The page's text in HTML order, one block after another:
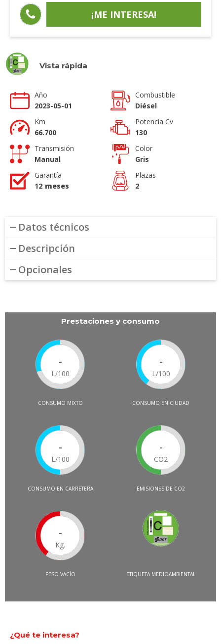
¡ME INTERESA!
Vista rápida
Año
2023-05-01
Km
66.700
Combustible
Diésel
Potencia Cv
130
Transmisión
Manual
Garantía
12 meses
Color
Gris
Plazas
2
Datos técnicos
Descripción
Opcionales
Prestaciones y consumo
-
L/100
CONSUMO MIXTO
-
L/100
CONSUMO EN CIUDAD
-
L/100
CONSUMO EN CARRETERA
-
CO2
EMISIONES DE CO2
-
Kg.
PESO VACÍO ETIQUETA MEDIOAMBIENTAL
¿Qué te interesa?